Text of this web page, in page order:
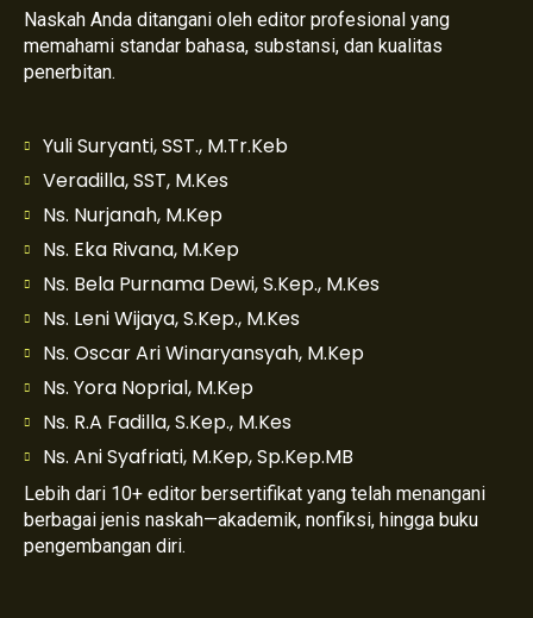
Naskah Anda ditangani oleh editor profesional yang
memahami standar bahasa, substansi, dan kualitas
penerbitan.
Yuli Suryanti, SST., M.Tr.Keb
Veradilla, SST, M.Kes
Ns. Nurjanah, M.Kep
Ns. Eka Rivana, M.Kep
Ns. Bela Purnama Dewi, S.Kep., M.Kes
Ns. Leni Wijaya, S.Kep., M.Kes
Ns. Oscar Ari Winaryansyah, M.Kep
Ns. Yora Noprial, M.Kep
Ns. R.A Fadilla, S.Kep., M.Kes
Ns. Ani Syafriati, M.Kep, Sp.Kep.MB
Lebih dari 10+ editor bersertifikat yang telah menangani
berbagai jenis naskah—akademik, nonfiksi, hingga buku
pengembangan diri.